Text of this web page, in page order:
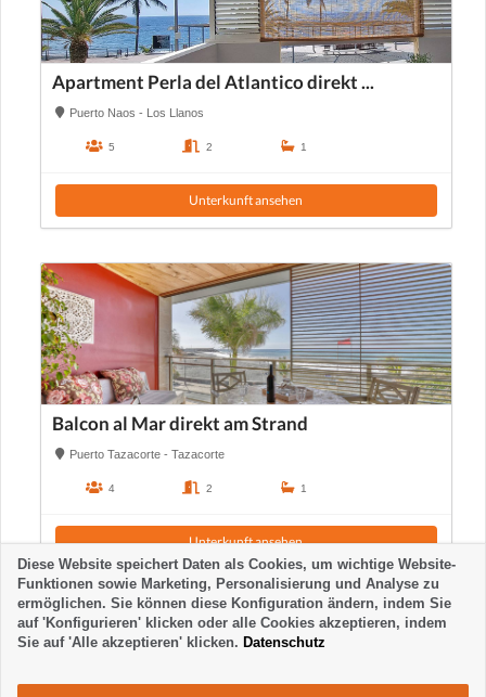
Apartment Perla del Atlantico direkt ...
Puerto Naos - Los Llanos
5 2 1
Unterkunft ansehen
Balcon al Mar direkt am Strand
Puerto Tazacorte - Tazacorte
4 2 1
Unterkunft ansehen
Diese Website speichert Daten als Cookies, um wichtige Website-
Funktionen sowie Marketing, Personalisierung und Analyse zu
ermöglichen. Sie können diese Konfiguration ändern, indem Sie
auf 'Konfigurieren' klicken oder alle Cookies akzeptieren, indem
Sie auf 'Alle akzeptieren' klicken. Datenschutz